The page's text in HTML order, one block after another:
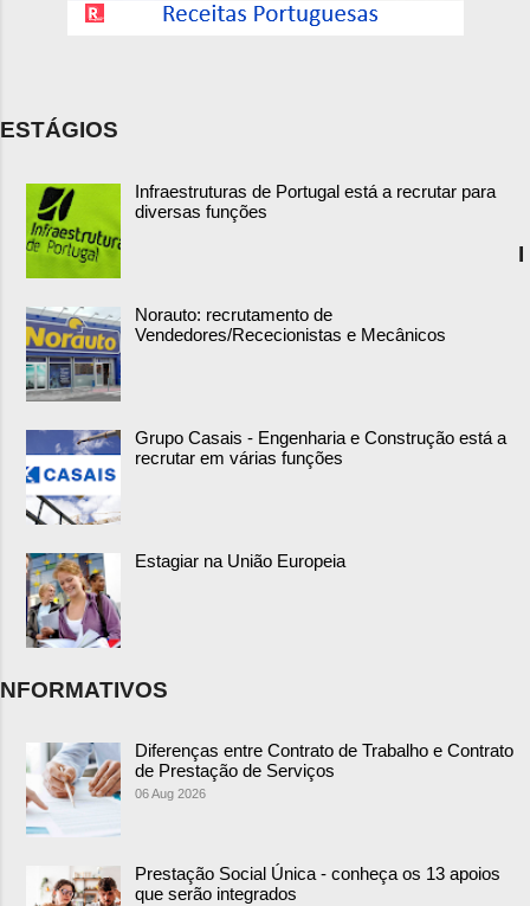
ESTÁGIOS
Infraestruturas de Portugal está a recrutar para
diversas funções
Norauto: recrutamento de
Vendedores/Rececionistas e Mecânicos
Grupo Casais - Engenharia e Construção está a
recrutar em várias funções
Estagiar na União Europeia
I
NFORMATIVOS
Diferenças entre Contrato de Trabalho e Contrato
de Prestação de Serviços
06 Aug 2026
Prestação Social Única - conheça os 13 apoios
que serão integrados